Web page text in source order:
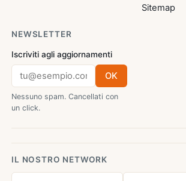
Sitemap
NEWSLETTER
Iscriviti agli aggiornamenti
OK
Nessuno spam. Cancellati con
un click.
IL NOSTRO NETWORK